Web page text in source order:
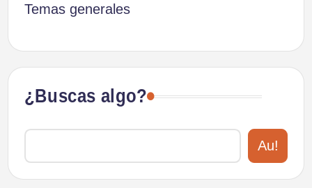
Temas generales
¿Buscas algo?
Au!